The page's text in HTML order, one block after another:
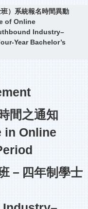
）系統報名時間異動
of Online
Industry–
Year Bachelor’s
間之通知
in Online
－四年制學士